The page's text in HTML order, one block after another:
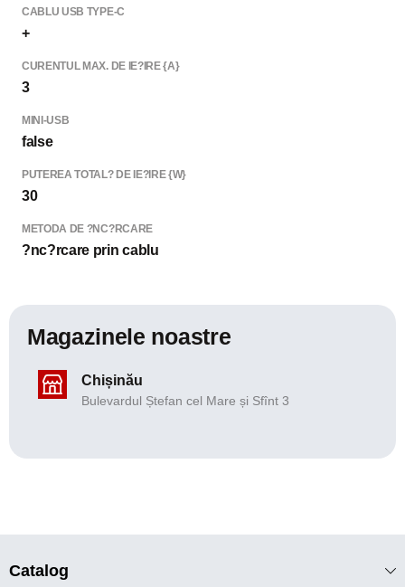
CABLU USB TYPE-C
+
CURENTUL MAX. DE IE?IRE {A}
3
MINI-USB
false
PUTEREA TOTAL? DE IE?IRE {W}
30
METODA DE ?NC?RCARE
?nc?rcare prin cablu
Magazinele noastre
Chișinău
Bulevardul Ștefan cel Mare și Sfînt 3
Catalog